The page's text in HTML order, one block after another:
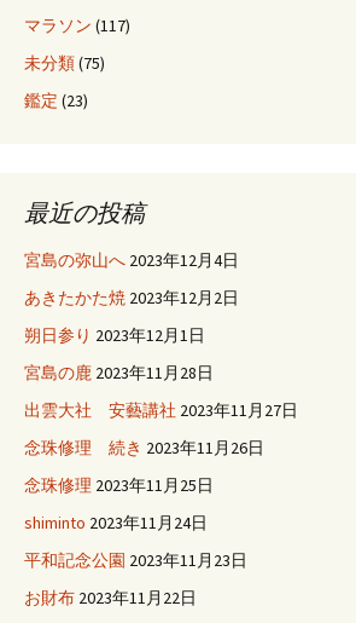
マラソン (117)
未分類(75)
鑑定 (23)
最近の投稿
宮島の弥山へ 2023年12月4日
あきたかた焼 2023年12月2日
朔日参り 2023年12月1日
宮島の鹿 2023年11月28日
出雲大社 安藝講社 2023年11月27日
念珠修理 続き 2023年11月26日
念珠修理 2023年11月25日
shiminto 2023年11月24日
平和記念公園 2023年11月23日
お財布 2023年11月22日